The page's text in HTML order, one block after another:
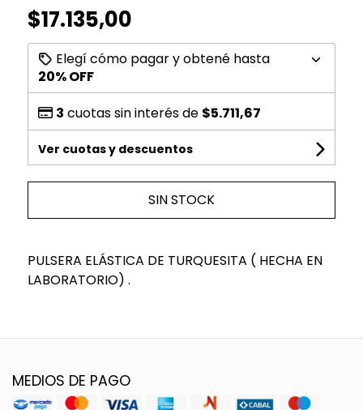
$17.135,00
Elegí cómo pagar y obtené hasta
20% OFF
3 cuotas sin interés de $5.711,67
Ver cuotas y descuentos
SIN STOCK
PULSERA ELÁSTICA DE TURQUESITA ( HECHA EN
LABORATORIO) .
MEDIOS DE PAGO